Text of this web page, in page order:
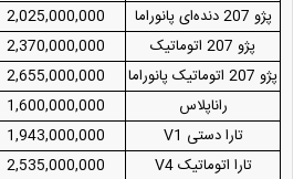
پژو 207 دنده‌ای پانوراما
2,025,000,000
پژو 207 اتوماتیک
2,370,000,000
پژو 207 اتوماتیک پانوراما
2,655,000,000
راناپلاس
1,600,000,000
تارا دستی V1
1,943,000,000
تارا اتوماتیک V4
2,535,000,000